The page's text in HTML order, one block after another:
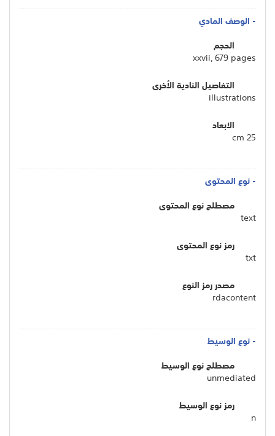
- الوصف المادي
الحجم
xxvii, 679 pages
التفاصيل النادية الأخرى
illustrations
الابعاد
25 cm
- نوع المحتوى
مصطلح نوع المحتوى
text
رمز نوع المحتوى
txt
مصدر رمز النوع
rdacontent
- نوع الوسيط
مصطلح نوع الوسيط
unmediated
رمز نوع الوسيط
n